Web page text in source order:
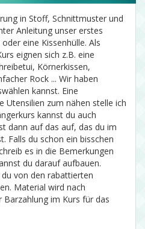
in Stoff, Schnittmuster und
Anleitung unser erstes
eine Kissenhülle. Als
eignen sich z.B. eine
Körnerkissen,
Rock ... Wir haben
kannst. Eine
Utensilien zum nähen stelle ich
kannst du auch
dann auf das auf, das du im
Falls du schon ein bisschen
es in die Bemerkungen
du darauf aufbauen.
von den rabattierten
Material wird nach
Barzahlung im Kurs für das